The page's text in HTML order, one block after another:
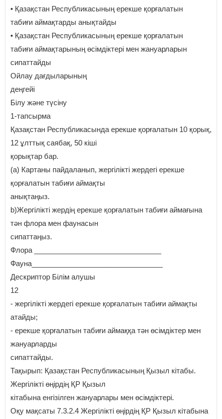
• Қазақстан Республикасының ерекше қорғалатын
табиғи аймақтарды анықтайды
• Қазақстан Республикасының ерекше қорғалатын
табиғи аймақтарының өсімдіктері мен жануарларын
сипаттайды
Ойлау дағдыларының
деңгейі
Білу және түсіну
1-тапсырма
Қазақстан Республикасында ерекше қорғалатын 10 қорық,
12 ұлттық саябақ, 50 кіші
қорықтар бар.
(а) Картаны пайдаланып, жергілікті жердегі ерекше
қорғалатын табиғи аймақты
анықтаңыз.
b)Жергілікті жердің ерекше қорғалатын табиғи аймағына
тән флора мен фаунасын
сипаттаңыз.
Флора ________________________________
Фауна_________________________________
Дескриптор Білім алушы
12
- жергілікті жердегі ерекше қорғалатын табиғи аймақты
атайды;
- ерекше қорғалатын табиғи аймаққа тән өсімдіктер мен
жануарларды
сипаттайды.
Тақырып: Қазақстан Республикасының Қызыл кітабы.
Жергілікті өңірдің ҚР Қызыл
кітабына енгізілген жануарлары мен өсімдіктері.
Оқу мақсаты 7.3.2.4 Жергілікті өңірдің ҚР Қызыл кітабына